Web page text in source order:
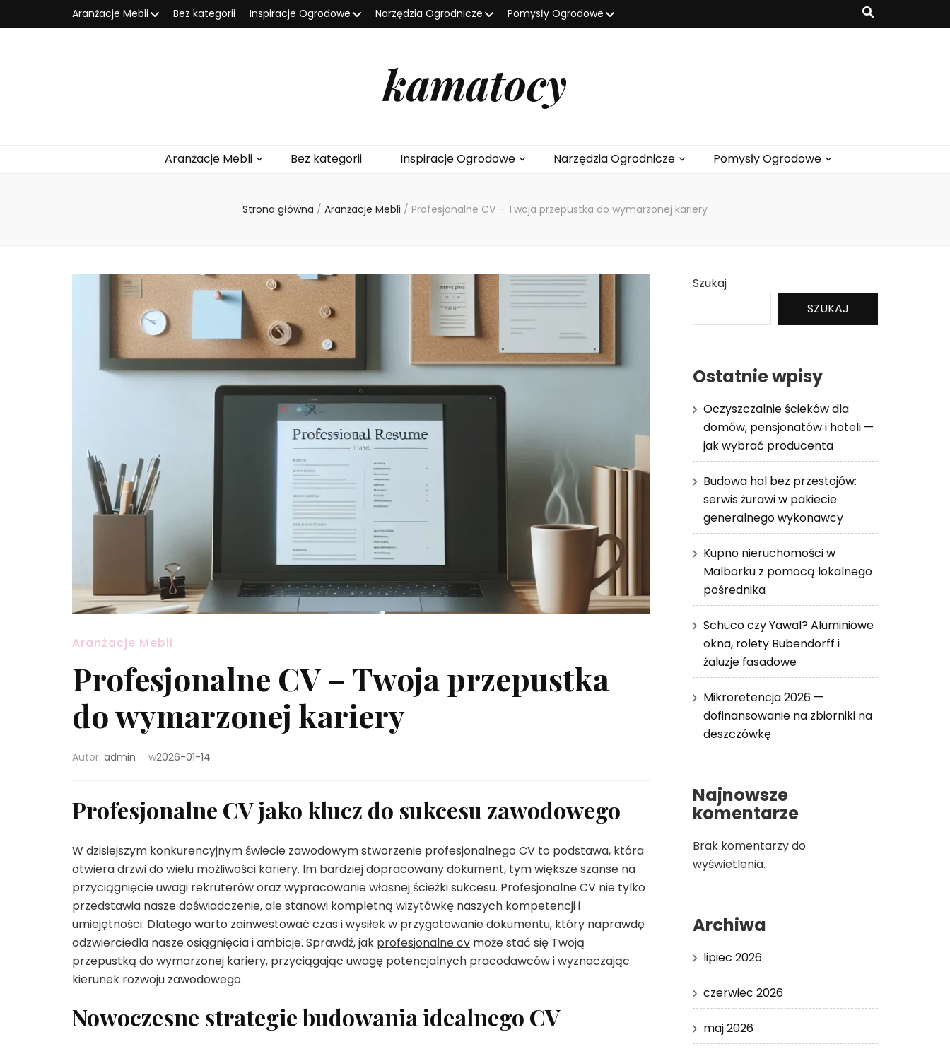
Aranżacje Mebli Bez kategorii Inspiracje Ogrodowe Narzędzia Ogrodnicze Pomysły Ogrodowe
kamatocy
Aranżacje Mebli Bez kategorii Inspiracje Ogrodowe Narzędzia Ogrodnicze Pomysły Ogrodowe
Strona główna / Aranżacje Mebli / Profesjonalne CV – Twoja przepustka do wymarzonej kariery
Aranżacje Mebli
Profesjonalne CV – Twoja przepustka
do wymarzonej kariery
Autor: admin w2026-01-14
Profesjonalne CV jako klucz do sukcesu zawodowego
W dzisiejszym konkurencyjnym świecie zawodowym stworzenie profesjonalnego CV to podstawa, która
otwiera drzwi do wielu możliwości kariery. Im bardziej dopracowany dokument, tym większe szanse na
przyciągnięcie uwagi rekruterów oraz wypracowanie własnej ścieżki sukcesu. Profesjonalne CV nie tylko
przedstawia nasze doświadczenie, ale stanowi kompletną wizytówkę naszych kompetencji i
umiejętności. Dlatego warto zainwestować czas i wysiłek w przygotowanie dokumentu, który naprawdę
odzwierciedla nasze osiągnięcia i ambicje. Sprawdź, jak profesjonalne cv może stać się Twoją
przepustką do wymarzonej kariery, przyciągając uwagę potencjalnych pracodawców i wyznaczając
kierunek rozwoju zawodowego.
Nowoczesne strategie budowania idealnego CV
Szukaj
SZUKAJ
Ostatnie wpisy
Oczyszczalnie ścieków dla
domów, pensjonatów i hoteli —
jak wybrać producenta
Budowa hal bez przestojów:
serwis żurawi w pakiecie
generalnego wykonawcy
Kupno nieruchomości w
Malborku z pomocą lokalnego
pośrednika
Schüco czy Yawal? Aluminiowe
okna, rolety Bubendorff i
żaluzje fasadowe
Mikroretencja 2026 —
dofinansowanie na zbiorniki na
deszczówkę
Najnowsze
komentarze
Brak komentarzy do
wyświetlenia.
Archiwa
lipiec 2026
czerwiec 2026
maj 2026